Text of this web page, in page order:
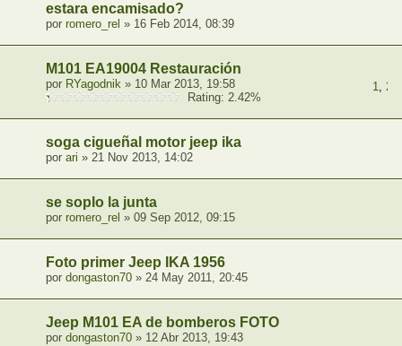
estara encamisado?
por romero_rel » 16 Feb 2014, 08:39
M101 EA19004 Restauración
1, 2
por RYagodnik » 10 Mar 2013, 19:58
Rating: 2.42%
soga cigueñal motor jeep ika
por ari » 21 Nov 2013, 14:02
se soplo la junta
por romero_rel » 09 Sep 2012, 09:15
Foto primer Jeep IKA 1956
por dongaston70 » 24 May 2011, 20:45
Jeep M101 EA de bomberos FOTO
por dongaston70 » 12 Abr 2013, 19:43